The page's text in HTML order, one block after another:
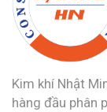
Kim khí Nhật
hàng đầu phân